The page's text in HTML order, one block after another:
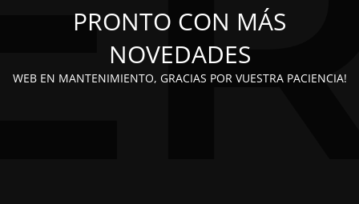
PRONTO CON MÁS
NOVEDADES
WEB EN MANTENIMIENTO, GRACIAS POR VUESTRA PACIENCIA!